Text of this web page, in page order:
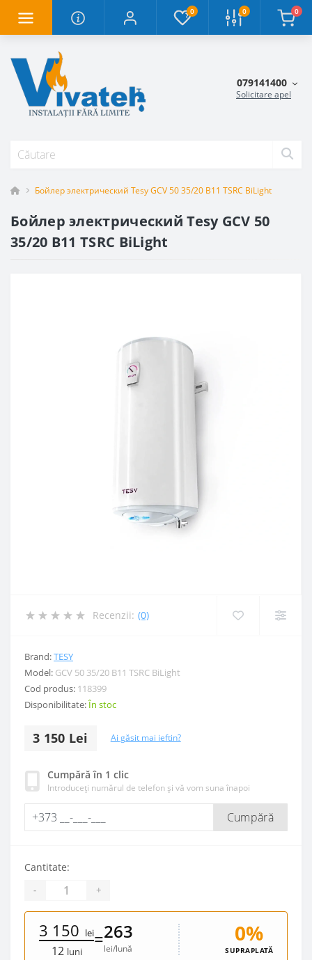
0 0 0
079141400
Solicitare apel
Бойлер электрический Tesy GCV 50 35/20 B11 TSRC BiLight
Бойлер электрический Tesy GCV 50
35/20 B11 TSRC BiLight
Recenzii: (0)
Brand:TESY
Model: GCV 50 35/20 B11 TSRC BiLight
Cod produs: 118399
Disponibilitate:În stoc
3 150 Lei Ai găsit mai ieftin?
Cumpără în 1 clic
Introduceți numărul de telefon și vă vom suna înapoi
Cumpără
Cantitate:
- +
3 150 lei
12 luni
=263
lei/lună
0%
SUPRAPLATĂ